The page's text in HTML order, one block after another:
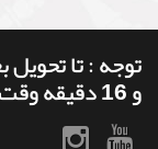
و 16 دقیقه وقت دارید